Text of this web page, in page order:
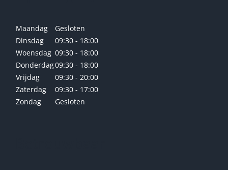
Maandag
Gesloten
Dinsdag
09:30 - 18:00
Woensdag 09:30 - 18:00
Donderdag09:30 - 18:00
Vrijdag
09:30 - 20:00
Zaterdag
09:30 - 17:00
Zondag
Gesloten